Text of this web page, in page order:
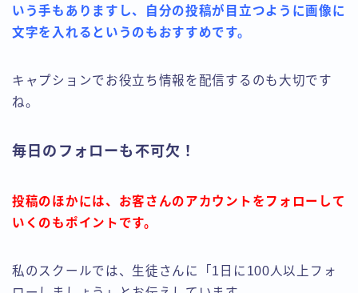
いう手もありますし、自分の投稿が目立つように画像に
文字を入れるというのもおすすめです。
キャプションでお役立ち情報を配信するのも大切です
ね。
毎日のフォローも不可欠！
投稿のほかには、お客さんのアカウントをフォローして
いくのもポイントです。
私のスクールでは、生徒さんに「1日に100人以上フォ